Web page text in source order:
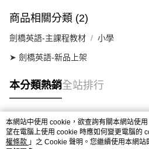
商品相關分類 (2)
劍橋英語-主課程教材 小學
➤ 劍橋英語-新品上架
本分類熱銷全站排行
熱門標籤
本網站中使用 cookie，欲查詢有關本網站使
望在電腦上使用 cookie 時應如何變更電腦的
權條款 」之 Cookie 聲明。您繼續使用本網